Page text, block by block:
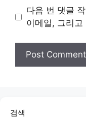
다음 번 댓글
이메일, 그리고
검색